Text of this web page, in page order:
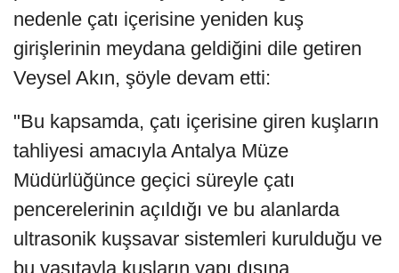
nedenle çatı içerisine yeniden kuş
girişlerinin meydana geldiğini dile getiren
Veysel Akın, şöyle devam etti:
"Bu kapsamda, çatı içerisine giren kuşların
tahliyesi amacıyla Antalya Müze
Müdürlüğünce geçici süreyle çatı
pencerelerinin açıldığı ve bu alanlarda
ultrasonik kuşsavar sistemleri kurulduğu ve
bu vasıtayla kuşların yapı dışına